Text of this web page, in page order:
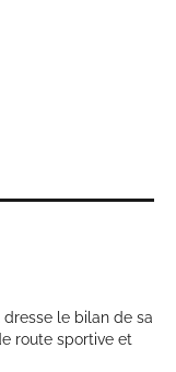
dresse le bilan de sa
route sportive et